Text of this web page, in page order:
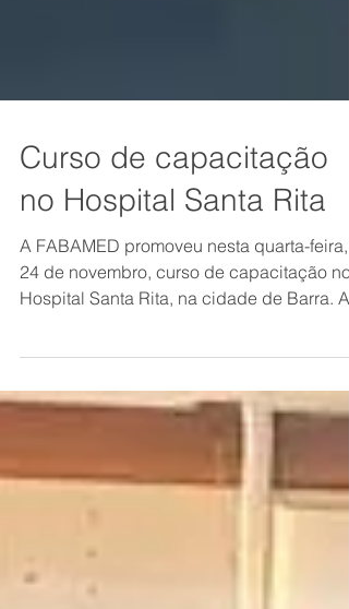
Curso de capacitação
no Hospital Santa Rita
24 de novembro, curso de capacitação no
Hospital Santa Rita, na cidade de Barra. A
temática que...